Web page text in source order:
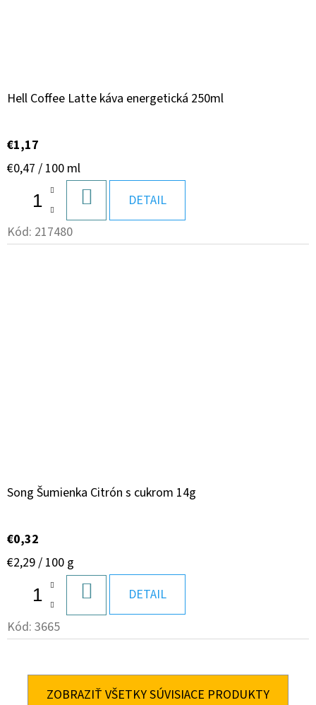
Hell Coffee Latte káva energetická 250ml
€1,17
Jednotková
€0,47 / 100 ml
KOŠÍKA
DETAIL
Kód: 217480
Song Šumienka Citrón s cukrom 14g
€0,32
Jednotková
€2,29 / 100 g
KOŠÍKA
DETAIL
Kód: 3665
ZOBRAZIŤ VŠETKY SÚVISIACE PRODUKTY